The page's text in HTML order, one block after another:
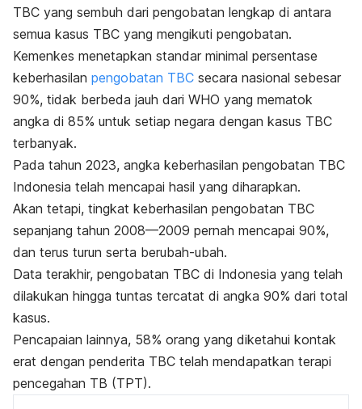
TBC yang sembuh dari pengobatan lengkap di antara
semua kasus TBC yang mengikuti pengobatan.
Kemenkes menetapkan standar minimal persentase
keberhasilan pengobatan TBC secara nasional sebesar
90%, tidak berbeda jauh dari WHO yang mematok
angka di 85% untuk setiap negara dengan kasus TBC
terbanyak.
Pada tahun 2023, angka keberhasilan pengobatan TBC
Indonesia telah mencapai hasil yang diharapkan.
Akan tetapi, tingkat keberhasilan pengobatan TBC
sepanjang tahun 2008—2009 pernah mencapai 90%,
dan terus turun serta berubah-ubah.
Data terakhir, pengobatan TBC di Indonesia yang telah
dilakukan hingga tuntas tercatat di angka 90% dari total
kasus.
Pencapaian lainnya, 58% orang yang diketahui kontak
erat dengan penderita TBC telah mendapatkan terapi
pencegahan TB (TPT).